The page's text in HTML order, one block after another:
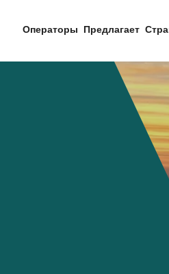
Операторы Предлагает